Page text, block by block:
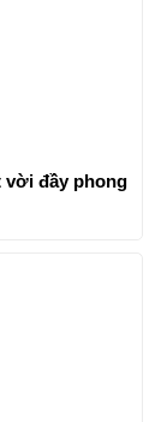
vời đầy phong